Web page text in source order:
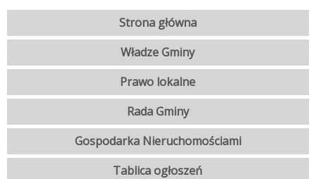
Strona główna
Władze Gminy
Prawo lokalne
Rada Gminy
Gospodarka Nieruchomościami
Tablica ogłoszeń